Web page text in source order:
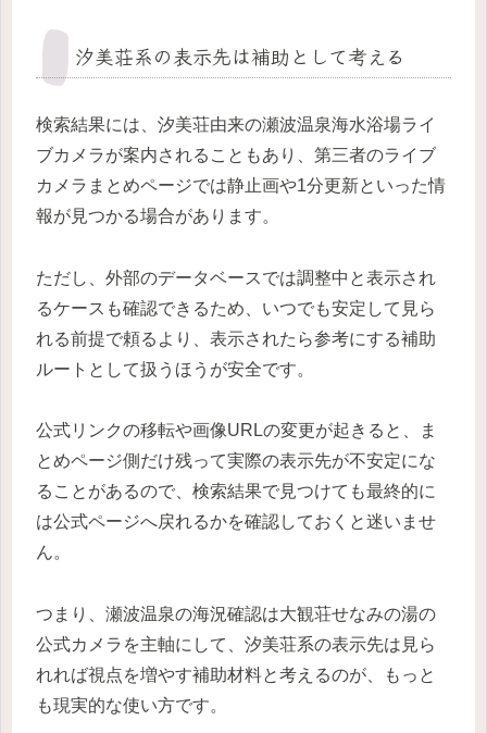
汐美荘系の表示先は補助として考える
検索結果には、汐美荘由来の瀬波温泉海水浴場ライ
ブカメラが案内されることもあり、第三者のライブ
カメラまとめページでは静止画や1分更新といった情
報が見つかる場合があります。
ただし、外部のデータベースでは調整中と表示され
るケースも確認できるため、いつでも安定して見ら
れる前提で頼るより、表示されたら参考にする補助
ルートとして扱うほうが安全です。
公式リンクの移転や画像URLの変更が起きると、ま
とめページ側だけ残って実際の表示先が不安定にな
ることがあるので、検索結果で見つけても最終的に
は公式ページへ戻れるかを確認しておくと迷いませ
ん。
つまり、瀬波温泉の海況確認は大観荘せなみの湯の
公式カメラを主軸にして、汐美荘系の表示先は見ら
れれば視点を増やす補助材料と考えるのが、もっと
も現実的な使い方です。